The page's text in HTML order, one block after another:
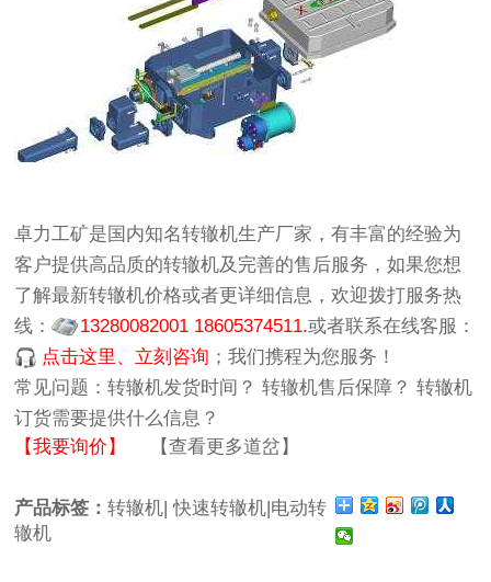
卓力工矿是国内知名转辙机生产厂家 ，有丰富的经验为
客户提供高品质的转辙机及完善的售后服务，如果您想
了解最新转辙机价格或者更详细信息，欢迎拨打服务热
线：
13280082001 18605374511.或者联系在线客服：
点击这里、立刻咨询 ；我们携程为您服务！
常见问题：转辙机发货时间？ 转辙机售后保障？ 转辙机
订货需要提供什么信息？
【我要询价】
【查看更多道岔】
产品标签：转辙机|快速转辙机|电动转
辙机